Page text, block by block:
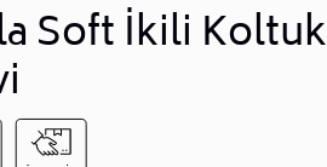
Soft İkili Koltuk